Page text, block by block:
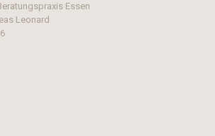
Essen
Leonard